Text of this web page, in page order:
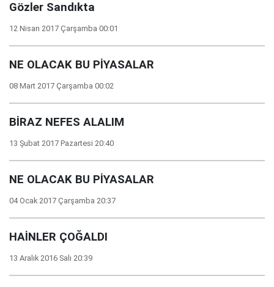
Gözler Sandıkta
12 Nisan 2017 Çarşamba 00:01
NE OLACAK BU PİYASALAR
08 Mart 2017 Çarşamba 00:02
BİRAZ NEFES ALALIM
13 Şubat 2017 Pazartesi 20:40
NE OLACAK BU PİYASALAR
04 Ocak 2017 Çarşamba 20:37
HAİNLER ÇOĞALDI
13 Aralık 2016 Salı 20:39